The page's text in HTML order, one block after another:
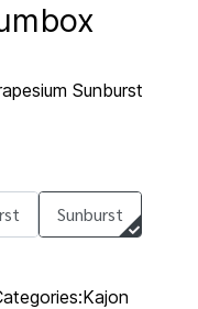
Sunburst
Sunburst
Kajon